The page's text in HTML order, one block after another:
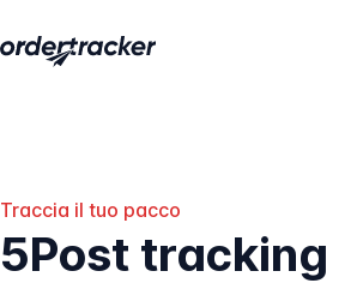
Traccia il tuo pacco
5Post tracking